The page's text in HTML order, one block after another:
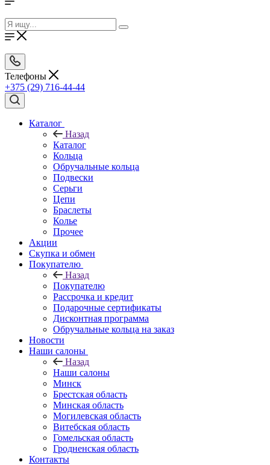
Телефоны
+375 (29) 716-44-44
Каталог
Назад
Каталог
Кольца
Обручальные кольца
Подвески
Серьги
Цепи
Браслеты
Колье
Прочее
Акции
Скупка и обмен
Покупателю
Назад
Покупателю
Рассрочка и кредит
Подарочные сертификаты
Дисконтная программа
Обручальные кольца на заказ
Новости
Наши салоны
Назад
Наши салоны
Минск
Брестская область
Минская область
Могилевская область
Витебская область
Гомельская область
Гродненская область
Контакты